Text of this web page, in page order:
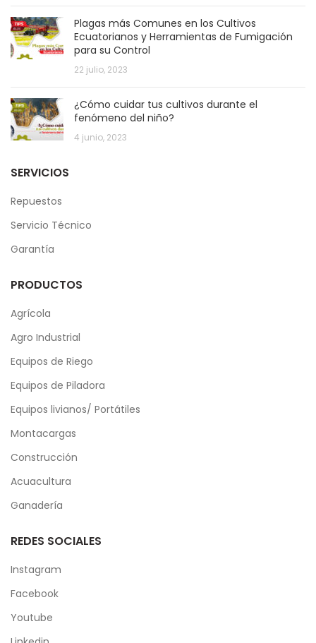
Plagas más Comunes en los Cultivos
Ecuatorianos y Herramientas de Fumigación
para su Control
22 julio, 2023
¿Cómo cuidar tus cultivos durante el
fenómeno del niño?
4 junio, 2023
SERVICIOS
Repuestos
Servicio Técnico
Garantía
PRODUCTOS
Agrícola
Agro Industrial
Equipos de Riego
Equipos de Piladora
Equipos livianos/ Portátiles
Montacargas
Construcción
Acuacultura
Ganadería
REDES SOCIALES
Instagram
Facebook
Youtube